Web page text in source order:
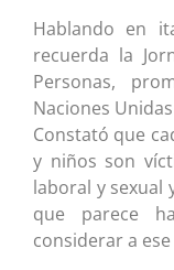
Hablando en
recuerda la
Personas,
Naciones
Constató que
y niños son
laboral y sexual
que parece
considerar a